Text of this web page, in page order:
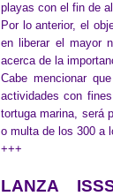
playas con el fin de
Por lo anterior, el
en liberar el mayor
acerca de la
Cabe mencionar
actividades con
tortuga marina, será
o multa de los 300 a
+++
LANZA